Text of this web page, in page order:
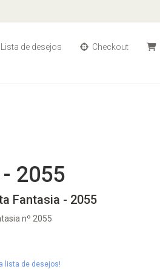
Lista de desejos Checkout
2055
Fantasia - 2055
nº 2055
lista de desejos!